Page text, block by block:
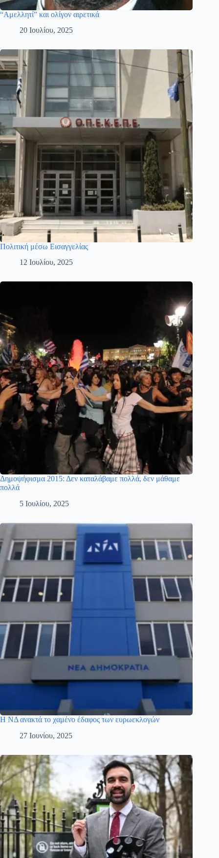
“Αμελλητί” και ολίγον αιρετικά
20 Ιουλίου, 2025
Πολιτική μέσω Εισαγγελίας
12 Ιουλίου, 2025
Δημοψήφισμα 2015: Δεν καταλάβαμε πολλά, δεν μάθαμε
πολλά
5 Ιουλίου, 2025
Η ΝΔ ανακτά το χαμένο έδαφος των ευρωεκλογών
27 Ιουνίου, 2025